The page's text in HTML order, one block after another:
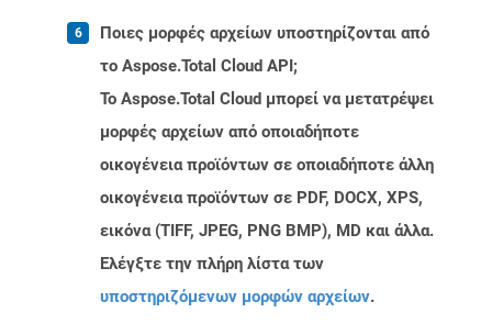
Ποιες μορφές αρχείων υποστηρίζονται από
το Aspose.Total Cloud API;
Το Aspose.Total Cloud μπορεί να μετατρέψει
μορφές αρχείων από οποιαδήποτε
οικογένεια προϊόντων σε οποιαδήποτε άλλη
οικογένεια προϊόντων σε PDF, DOCX, XPS,
εικόνα (TIFF, JPEG, PNG BMP), MD και άλλα.
Ελέγξτε την πλήρη λίστα των
υποστηριζόμενων μορφών αρχείων.